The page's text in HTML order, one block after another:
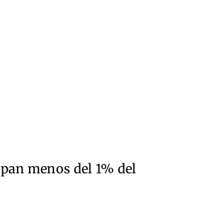
menos del 1% del